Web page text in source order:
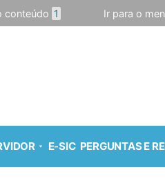
conteúdo 1 Ir para o
E-SIC PERGUNTAS E